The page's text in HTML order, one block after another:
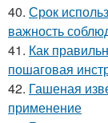
40. Срок
важность
41. Как
пошаговая
42. Гашеная
применение